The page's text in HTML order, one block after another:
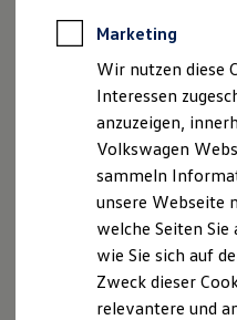
Notdienst
Software,
California
VW Connect
VW Connect
VW Connect
VW Connect
Connect Pro
Fleet
Multistop
Übersicht
Digitales
können
werden.
Nach
Aktion teilgenommen
Soweit
verarbeitet werden,
im Rahmen der
Marketing
Wir nutzen diese
Interessen
anzuzeigen,
Volkswagen
sammeln
unsere Webseite
welche Seiten
wie Sie sich auf
Zweck dieser
relevantere und